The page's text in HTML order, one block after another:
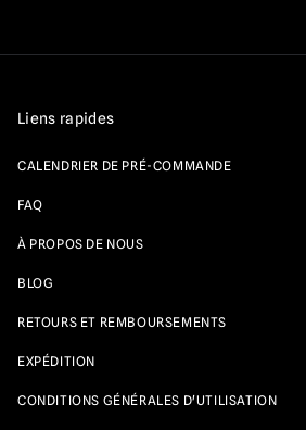
Liens rapides
CALENDRIER DE PRÉ-COMMANDE
FAQ
À PROPOS DE NOUS
BLOG
RETOURS ET REMBOURSEMENTS
EXPÉDITION
CONDITIONS GÉNÉRALES D'UTILISATION